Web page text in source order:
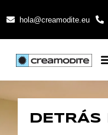
hola@creamodite.eu
DETRÁS